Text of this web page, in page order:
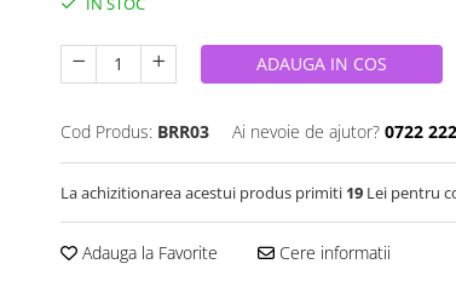
ADAUGA IN COS
Cod Produs: BRR03 Ai nevoie de ajutor? 0722
La achizitionarea acestui produs primiti 19 Lei pentru
Adauga la Favorite Cere informatii